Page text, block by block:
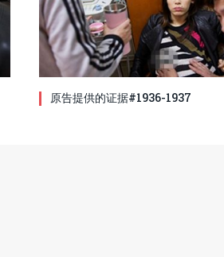
原告提供的证据#1936-1937